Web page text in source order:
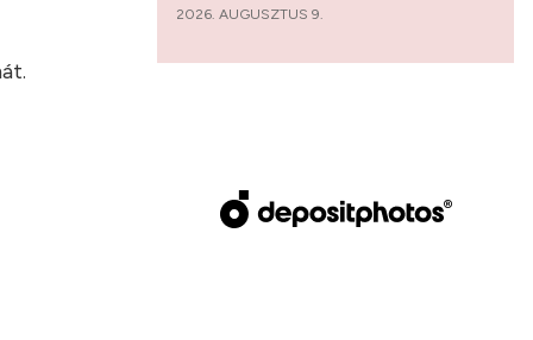
2026. AUGUSZTUS 9.